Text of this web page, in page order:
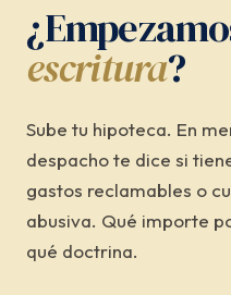
escritura?
Sube tu hipoteca. En
despacho te dice si
gastos reclamables o
abusiva. Qué importe
qué doctrina.